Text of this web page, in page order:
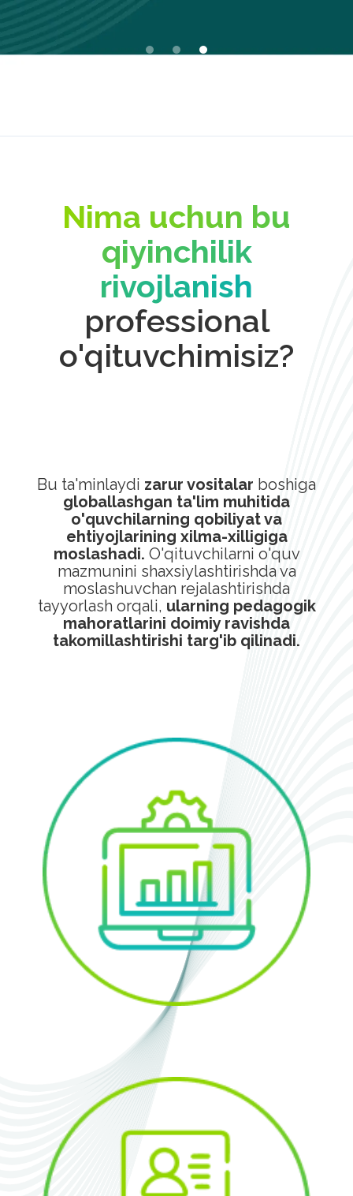
Nima uchun bu
qiyinchilik
rivojlanish
professional
o'qituvchimisiz?
Bu ta'minlaydi zarur vositalar boshiga
globallashgan ta'lim muhitida
o'quvchilarning qobiliyat va
ehtiyojlarining xilma-xilligiga
moslashadi. O'qituvchilarni o'quv
mazmunini shaxsiylashtirishda va
moslashuvchan rejalashtirishda
tayyorlash orqali, ularning pedagogik
mahoratlarini doimiy ravishda
takomillashtirishi targ'ib qilinadi.